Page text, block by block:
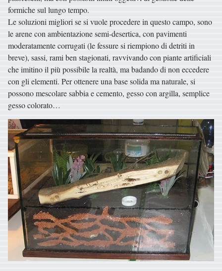
formiche sul lungo tempo.
Le soluzioni migliori se si vuole procedere in questo campo, sono
le arene con ambientazione semi-desertica, con pavimenti
moderatamente corrugati (le fessure si riempiono di detriti in
breve), sassi, rami ben stagionati, ravvivando con piante artificiali
che imitino il più possibile la realtà, ma badando di non eccedere
con gli elementi. Per ottenere una base solida ma naturale, si
possono mescolare sabbia e cemento, gesso con argilla, semplice
gesso colorato…